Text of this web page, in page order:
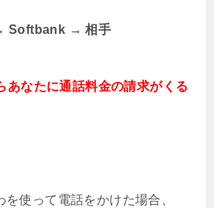
Softbank → 相手
あなたに通話料金の請求がくる
使って電話をかけた場合、